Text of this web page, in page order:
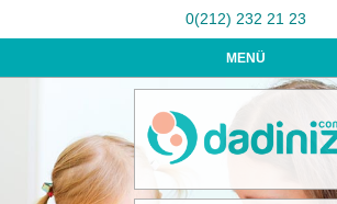
0(212) 232 21 23
MENÜ